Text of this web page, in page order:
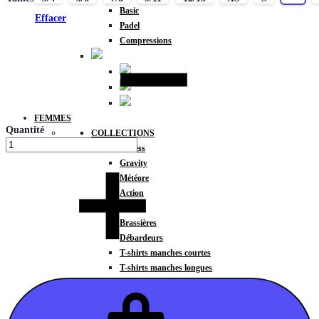
Basic
Padel
Compressions
FEMMES
COLLECTIONS
Fitness
Gravity
Météore
Action
Brassières
Débardeurs
T-shirts manches courtes
T-shirts manches longues
Sweats à capuche
Sweats à capuche zippé
Effacer
Quantité